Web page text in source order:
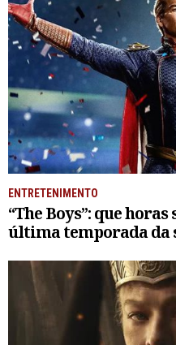
ENTRETENIMENTO
“The Boys”: que
última temporada da